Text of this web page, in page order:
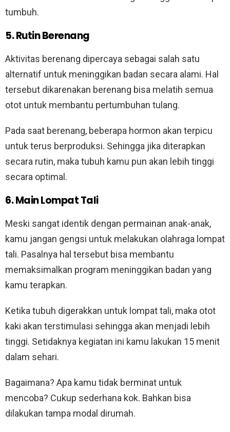
tumbuh.
5. Rutin Berenang
Aktivitas berenang dipercaya sebagai salah satu
alternatif untuk meninggikan badan secara alami. Hal
tersebut dikarenakan berenang bisa melatih semua
otot untuk membantu pertumbuhan tulang.
Pada saat berenang, beberapa hormon akan terpicu
untuk terus berproduksi. Sehingga jika diterapkan
secara rutin, maka tubuh kamu pun akan lebih tinggi
secara optimal.
6. Main Lompat Tali
Meski sangat identik dengan permainan anak-anak,
kamu jangan gengsi untuk melakukan olahraga lompat
tali. Pasalnya hal tersebut bisa membantu
memaksimalkan program meninggikan badan yang
kamu terapkan.
Ketika tubuh digerakkan untuk lompat tali, maka otot
kaki akan terstimulasi sehingga akan menjadi lebih
tinggi. Setidaknya kegiatan ini kamu lakukan 15 menit
dalam sehari.
Bagaimana? Apa kamu tidak berminat untuk
mencoba? Cukup sederhana kok. Bahkan bisa
dilakukan tampa modal dirumah.